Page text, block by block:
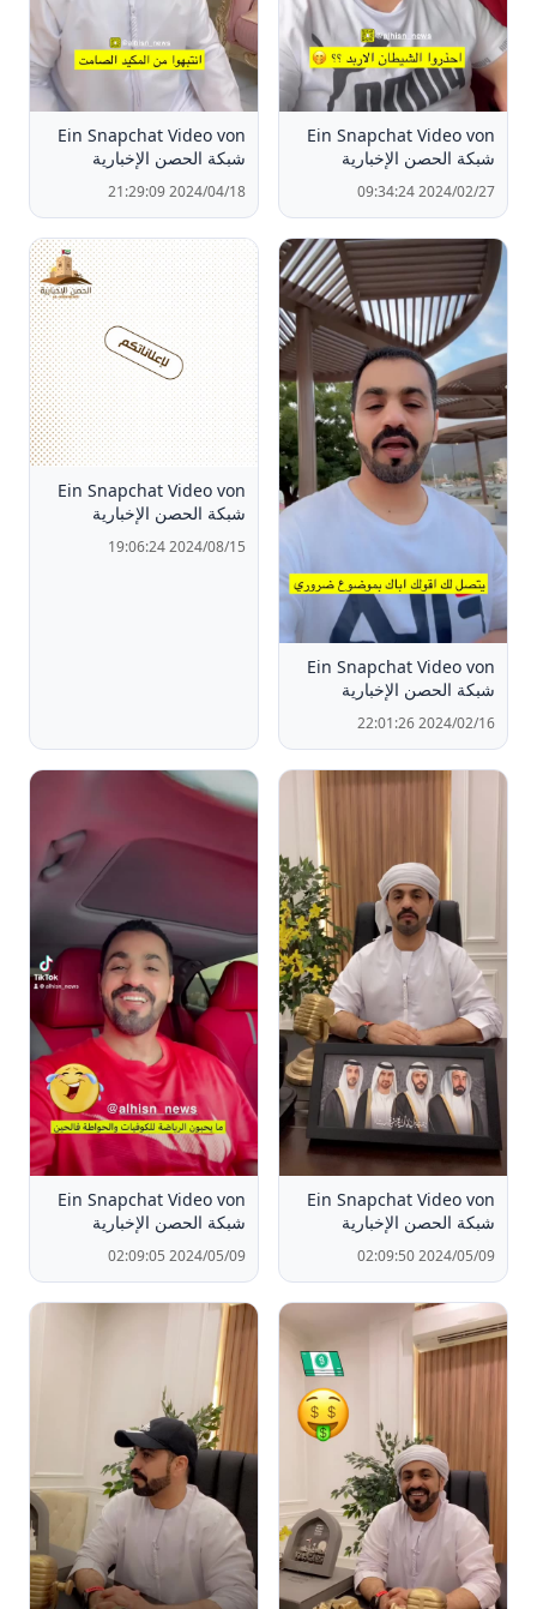
Ein Snapchat Video von
شبكة الحصن الإخبارية
2024/02/27 09:34:24
Ein Snapchat Video von
شبكة الحصن الإخبارية
2024/04/18 21:29:09
Ein Snapchat Video von
شبكة الحصن الإخبارية
2024/02/16 22:01:26
Ein Snapchat Video von
شبكة الحصن الإخبارية
2024/08/15 19:06:24
Ein Snapchat Video von
شبكة الحصن الإخبارية
2024/05/09 02:09:50
Ein Snapchat Video von
شبكة الحصن الإخبارية
2024/05/09 02:09:05